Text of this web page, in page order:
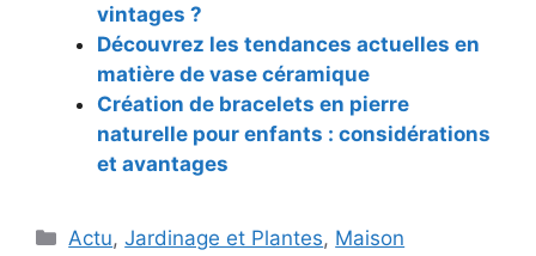
vintages ?
Découvrez les tendances actuelles en
matière de vase céramique
Création de bracelets en pierre
naturelle pour enfants : considérations
et avantages
Catégories
Actu,Jardinage et Plantes, Maison